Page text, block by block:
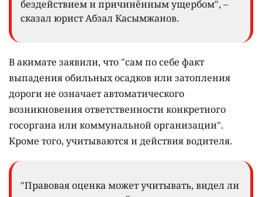
бездействием и причинённым ущербом", –
сказал юрист Абзал Касымжанов.
В акимате заявили, что "сам по себе факт
выпадения обильных осадков или затопления
дороги не означает автоматического
возникновения ответственности конкретного
госоргана или коммунальной организации".
Кроме того, учитываются и действия водителя.
"Правовая оценка может учитывать, видел ли